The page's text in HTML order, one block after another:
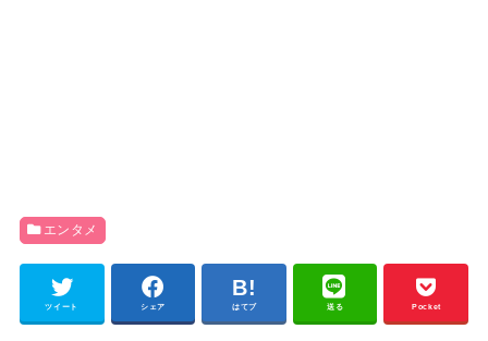
エンタメ
ツイート シェア はてブ 送る Pocket